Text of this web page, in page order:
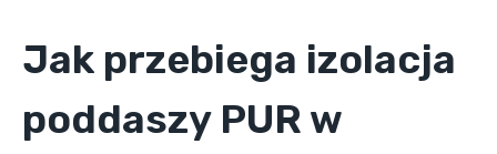
Jak przebiega izolacja
poddaszy PUR w